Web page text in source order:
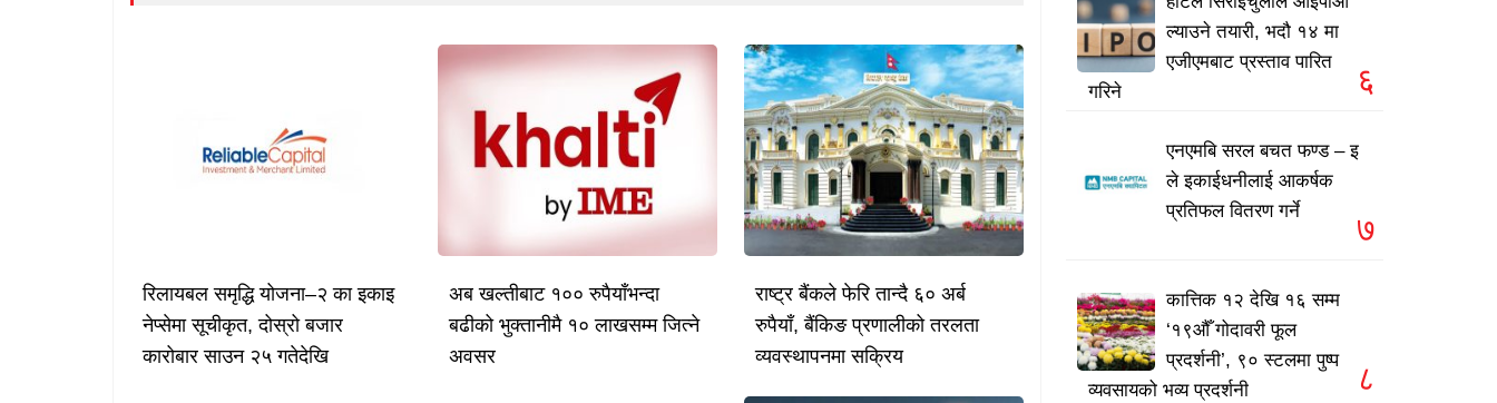
रिलायबल समृद्धि योजना–२ का इकाइ
नेप्सेमा सूचीकृत, दोस्रो बजार
कारोबार साउन २५ गतेदेखि
अब खल्तीबाट १०० रुपैयाँभन्दा
बढीको भुक्तानीमै १० लाखसम्म जित्ने
अवसर
राष्ट्र बैंकले फेरि तान्दै ६० अर्ब
रुपैयाँ, बैंकिङ प्रणालीको तरलता
व्यवस्थापनमा सक्रिय
ल्याउने तयारी, भदौ १४ मा
एजीएमबाट प्रस्ताव पारित
गरिने
६
एनएमबि सरल बचत फण्ड – इ
ले इकाईधनीलाई आकर्षक
प्रतिफल वितरण गर्ने
७
कात्तिक १२ देखि १६ सम्म
‘१९औँ गोदावरी फूल
प्रदर्शनी’, ९० स्टलमा पुष्प
व्यवसायको भव्य प्रदर्शनी
८